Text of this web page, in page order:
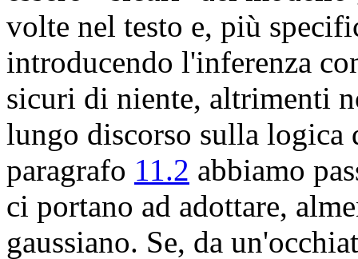
volte nel testo e, più
introducendo l'inferenza
sicuri di niente, altrimenti
lungo discorso sulla
paragrafo 11.2 abbiamo
ci portano ad adottare,
gaussiano. Se, da